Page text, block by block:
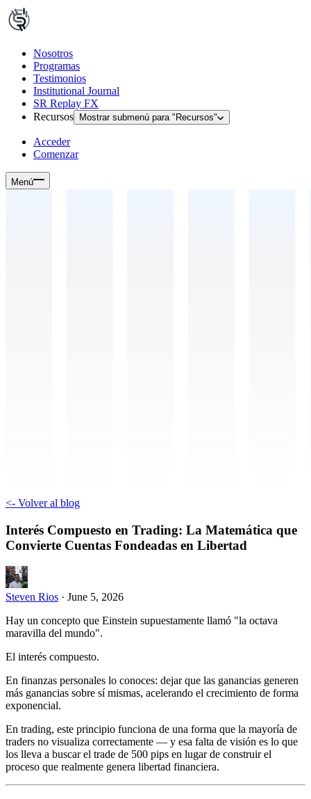
Nosotros
Programas
Testimonios
Institutional Journal
SR Replay FX
Recursos
Mostrar submenú para " Recursos"
Acceder
Comenzar
Menú
<- Volver al blog
Interés Compuesto en Trading: La Matemática que
Convierte Cuentas Fondeadas en Libertad
Steven Rios · June 5, 2026
Hay un concepto que Einstein supuestamente llamó "la octava
maravilla del mundo".
El interés compuesto.
En finanzas personales lo conoces: dejar que las ganancias generen
más ganancias sobre sí mismas, acelerando el crecimiento de forma
exponencial.
En trading, este principio funciona de una forma que la mayoría de
traders no visualiza correctamente — y esa falta de visión es lo que
los lleva a buscar el trade de 500 pips en lugar de construir el
proceso que realmente genera libertad financiera.